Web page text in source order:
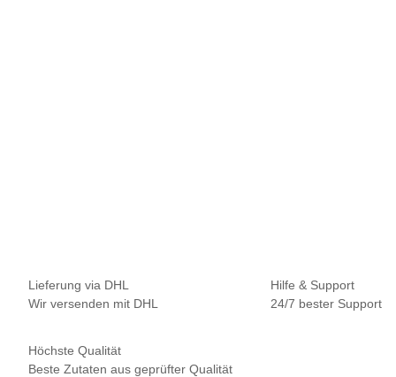
Lieferung via DHL
Wir versenden mit DHL
Hilfe & Support
24/7 bester Support
Höchste Qualität
Beste Zutaten aus geprüfter Qualität